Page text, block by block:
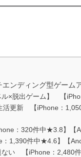
ンディング型ゲーム
×脱出ゲーム】 【
活更新 【iPhone：
：320件中★3.8】【
1,390件中★4.6】【
ない 【iPhone：2,480